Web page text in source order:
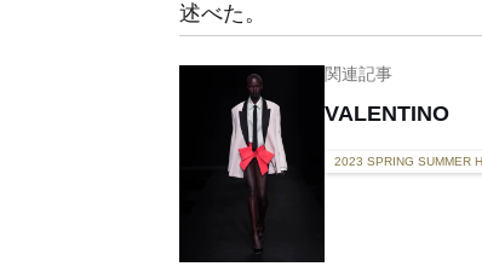
述べた。
関連記事
VALENTINO
2023 SPRING SUMMER